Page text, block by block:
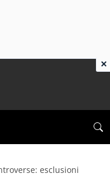
esclusioni
×